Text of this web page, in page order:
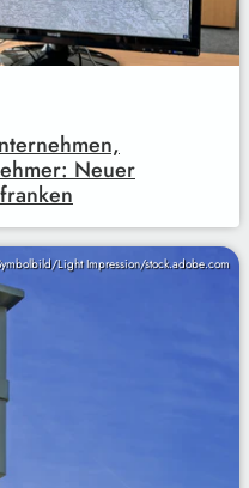
Neuer
Light Impression/stock.adobe.com